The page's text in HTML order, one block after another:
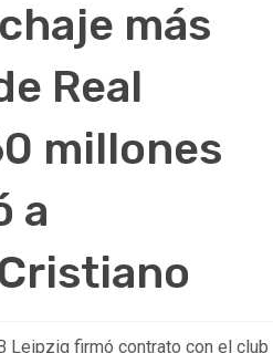
más
Real
millones
a
Leipzig firmó contrato con el club